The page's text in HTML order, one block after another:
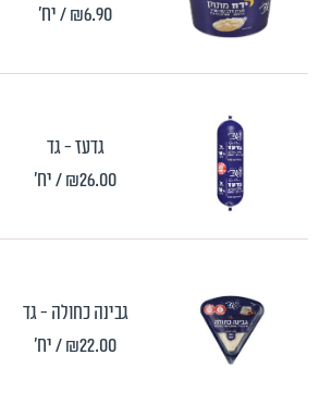
₪6.90/ יח'
גדעז - גד
₪26.00/ יח'
גבינה כחולה - גד
₪22.00/ יח'